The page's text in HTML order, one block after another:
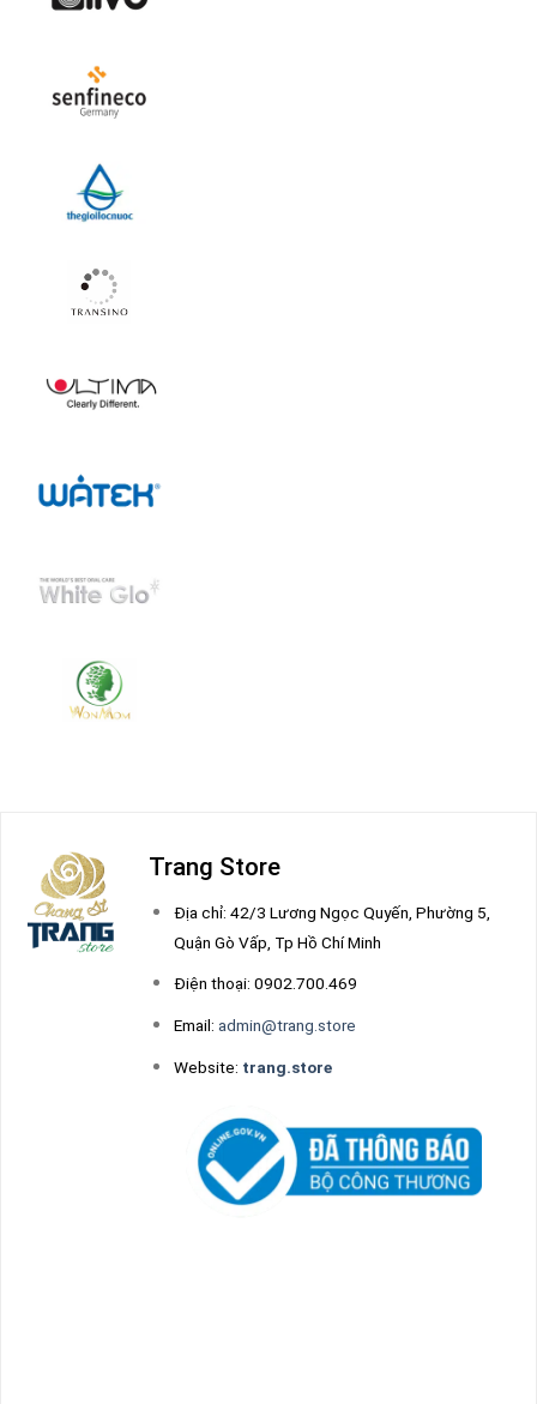
Trang Store
Địa chỉ: 42/3 Lương Ngọc Quyến, Phường 5,
Quận Gò Vấp, Tp Hồ Chí Minh
Điện thoại: 0902.700.469
Email:admin@trang.store
Website: trang.store